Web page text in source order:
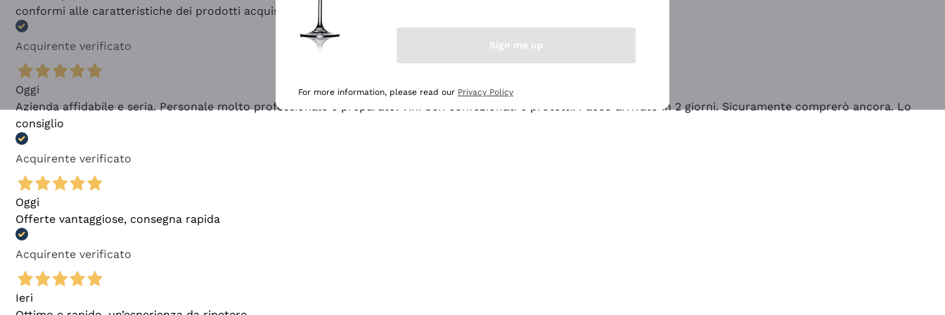
conformi alle caratteristiche dei prodotti acquistati
Acquirente verificato
Oggi
Azienda affidabile e seria. Personale molto professionale e preparato. Vini ben confezionati e protetti. Pacco arrivato in 2 giorni. Sicuramente comprerò ancora. Lo
consiglio
Acquirente verificato
Oggi
Offerte vantaggiose, consegna rapida
Acquirente verificato
Ieri
Sign me up
For more information, please read our Privacy Policy